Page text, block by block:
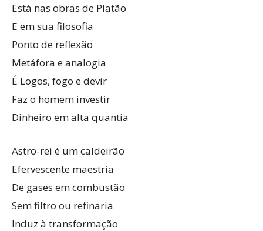
Está nas obras de Platão
E em sua filosofia
Ponto de reflexão
Metáfora e analogia
É Logos, fogo e devir
Faz o homem investir
Dinheiro em alta quantia
Astro-rei é um caldeirão
Efervescente maestria
De gases em combustão
Sem filtro ou refinaria
Induz à transformação